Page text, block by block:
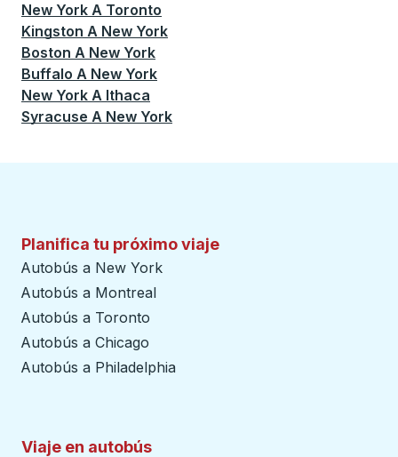
New York A Toronto
Kingston A New York
Boston A New York
Buffalo A New York
New York A Ithaca
Syracuse A New York
Planifica tu próximo viaje
Autobús a New York
Autobús a Montreal
Autobús a Toronto
Autobús a Chicago
Autobús a Philadelphia
Viaje en autobús